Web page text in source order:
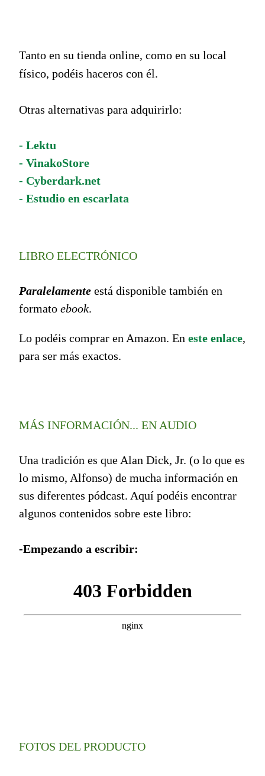
Tanto en su tienda online, como en su local
físico, podéis haceros con él.
Otras alternativas para adquirirlo:
- Lektu
- VinakoStore
- Cyberdark.net
- Estudio en escarlata
LIBRO ELECTRÓNICO
Paralelamente está disponible también en
formato ebook.
Lo podéis comprar en Amazon. En este enlace,
para ser más exactos.
MÁS INFORMACIÓN... EN AUDIO
Una tradición es que Alan Dick, Jr. (o lo que es
lo mismo, Alfonso) de mucha información en
sus diferentes pódcast. Aquí podéis encontrar
algunos contenidos sobre este libro:
-Empezando a escribir:
FOTOS DEL PRODUCTO